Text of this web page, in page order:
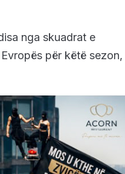
nga skuadrat e
për këtë sezon,